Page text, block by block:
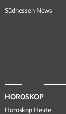
Südhessen News
HOROSKOP
Horoskop Heute